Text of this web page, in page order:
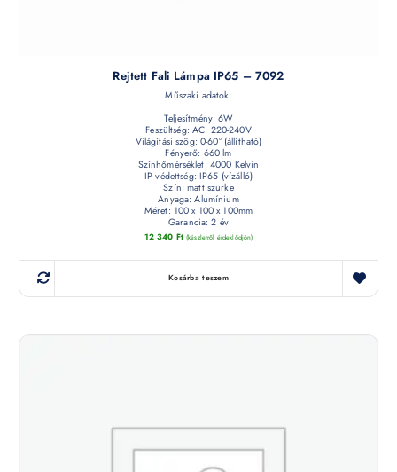
Rejtett Fali Lámpa IP65 – 7092
Műszaki adatok:
Teljesítmény: 6W
Feszültség: AC: 220-240V
Világítási szög: 0-60° (állítható)
Fényerő: 660 lm
Színhőmérséklet: 4000 Kelvin
IP védettség: IP65 (vízálló)
Szín: matt szürke
Anyaga: Alumínium
Méret: 100 x 100 x 100mm
Garancia: 2 év
12 340 Ft (készletről érdeklődjön)
Kosárba teszem